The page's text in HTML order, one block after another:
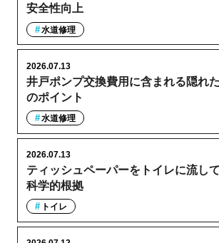
安全性向上
水道修理
井戸ポンプ交換費用に含まれる隠れ
のポイント
2026.07.13
水道修理
ティッシュペーパーをトイレに流し
科学的根拠
2026.07.13
トイレ